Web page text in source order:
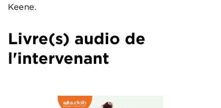
Keene.
Livre(s) audio de
l'intervenant